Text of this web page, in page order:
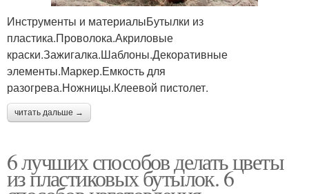
Инструменты и материалыБутылки из
пластика.Проволока.Акриловые
краски.Зажигалка.Шаблоны.Декоративные
элементы.Маркер.Емкость для
разогрева.Ножницы.Клеевой пистолет.
читать дальше →
6 лучших способов делать цветы
из пластиковых бутылок. 6